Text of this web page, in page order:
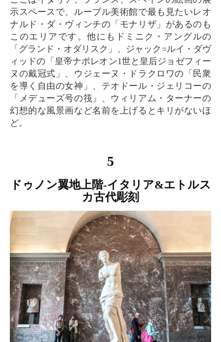
示スペースで、ルーブル美術館で最も見たいレオ
ナルド・ダ・ヴィンチの「モナリザ」があるのも
このエリアです。他にもドミニク・アングルの
「グランド・オダリスク」、ジャック=ルイ・ダヴ
ィッドの「皇帝ナポレオン1世と皇后ジョゼフィー
ヌの戴冠式」、ウジェーヌ・ドラクロワの「民衆
を導く自由の女神」、テオドール・ジェリコーの
「メデューズ号の筏」、ウィリアム・ターナーの
幻想的な風景画など名前を上げるとキリがないほ
ど。
5
ドゥノン翼地上階-イタリア&エトルス
カ古代彫刻